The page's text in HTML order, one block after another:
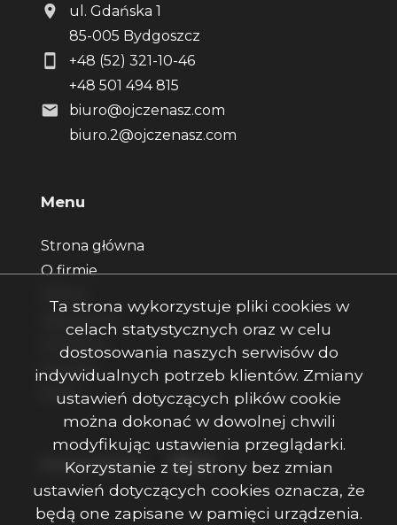
ul. Gdańska 1
85-005 Bydgoszcz
+48 (52) 321-10-46
+48 501 494 815
biuro@ojczenasz.com
biuro.2@ojczenasz.com
Menu
Strona główna
O firmie
Zgłoszenia
Ulubione
Kontakt
Rodo
Social Media Facebook
Facebook
Facebook
Ta strona wykorzystuje pliki cookies w
celach statystycznych oraz w celu
dostosowania naszych serwisów do
indywidualnych potrzeb klientów. Zmiany
ustawień dotyczących plików cookie
można dokonać w dowolnej chwili
modyfikując ustawienia przeglądarki.
Korzystanie z tej strony bez zmian
ustawień dotyczących cookies oznacza, że
będą one zapisane w pamięci urządzenia.